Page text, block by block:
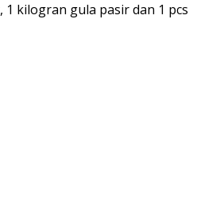
kilogran gula pasir dan 1 pcs